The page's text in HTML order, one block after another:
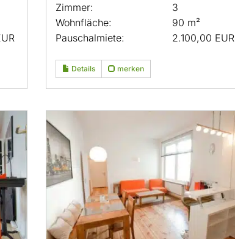
Zimmer:
3
Wohnfläche:
90 m²
Pauschalmiete:
2.100,00 EUR
Details merken